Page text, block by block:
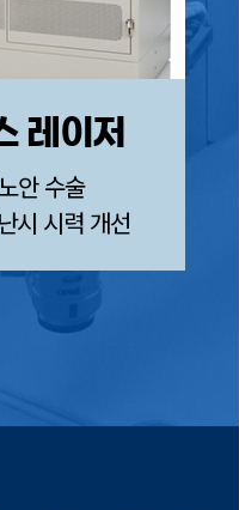
레이저
안 수술
시 시력 개선